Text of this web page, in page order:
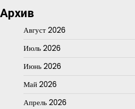
Архив
Август 2026
Июль 2026
Июнь 2026
Май 2026
Апрель 2026